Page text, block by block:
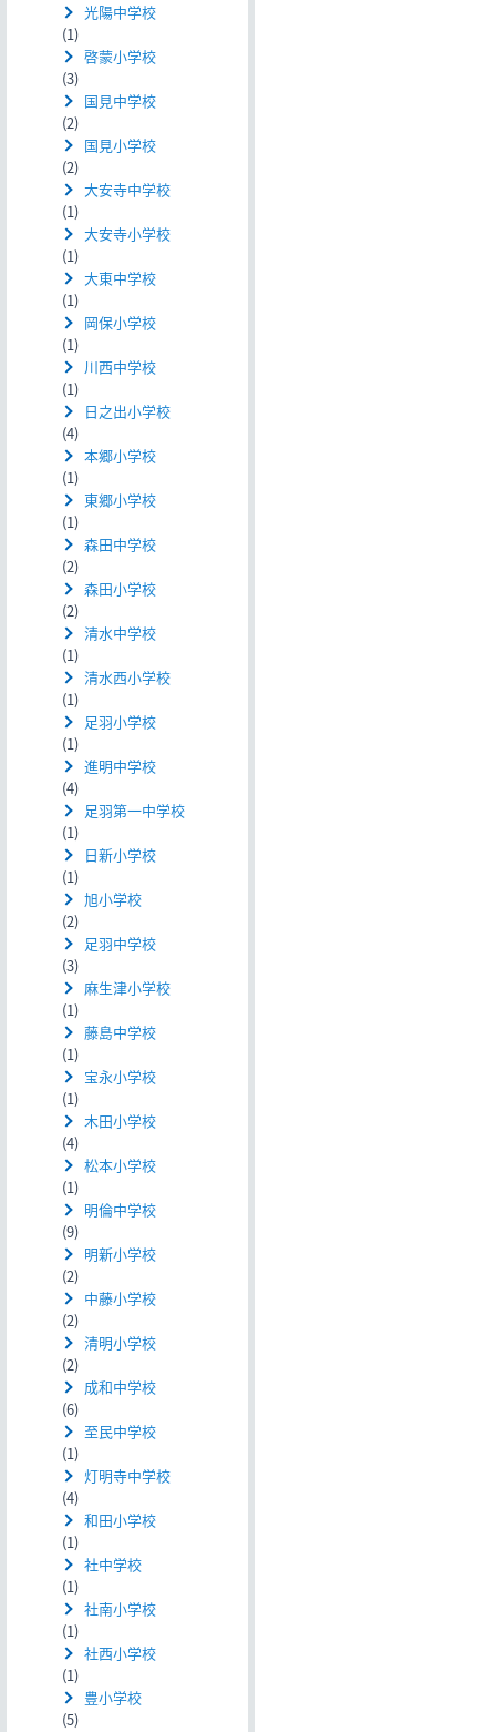
光陽中学校
(1)
啓蒙小学校
(3)
国見中学校
(2)
国見小学校
(2)
大安寺中学校
(1)
大安寺小学校
(1)
大東中学校
(1)
岡保小学校
(1)
川西中学校
(1)
日之出小学校
(4)
本郷小学校
(1)
東郷小学校
(1)
森田中学校
(2)
森田小学校
(2)
清水中学校
(1)
清水西小学校
(1)
足羽小学校
(1)
進明中学校
(4)
足羽第一中学校
(1)
日新小学校
(1)
旭小学校
(2)
足羽中学校
(3)
麻生津小学校
(1)
藤島中学校
(1)
宝永小学校
(1)
木田小学校
(4)
松本小学校
(1)
明倫中学校
(9)
明新小学校
(2)
中藤小学校
(2)
清明小学校
(2)
成和中学校
(6)
至民中学校
(1)
灯明寺中学校
(4)
和田小学校
(1)
社中学校
(1)
社南小学校
(1)
社西小学校
(1)
豊小学校
(5)